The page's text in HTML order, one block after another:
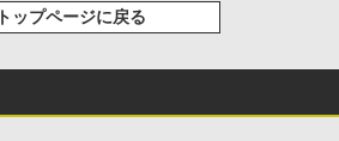
トップページに戻る